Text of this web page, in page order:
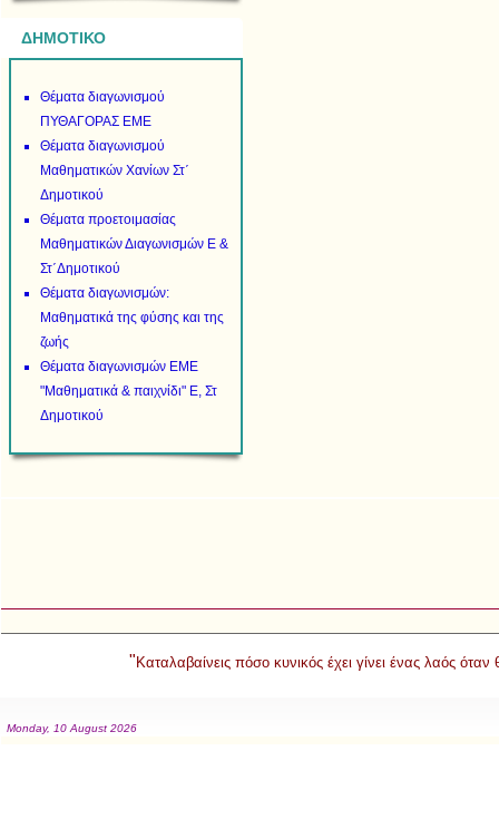
ΔΗΜΟΤΙΚΟ
Θέματα διαγωνισμού
ΠΥΘΑΓΟΡΑΣ ΕΜΕ
Θέματα διαγωνισμού
Μαθηματικών Χανίων Στ΄
Δημοτικού
Θέματα προετοιμασίας
Μαθηματικών Διαγωνισμών Ε &
Στ΄Δημοτικού
Θέματα διαγωνισμών:
Μαθηματικά της φύσης και της
ζωής
Θέματα διαγωνισμών ΕΜΕ
"Μαθηματικά & παιχνίδι" Ε, Στ
Δημοτικού
" Καταλαβαίνεις πόσο κυνικός έχει γίνει ένας λαός
Monday, 10 August 2026